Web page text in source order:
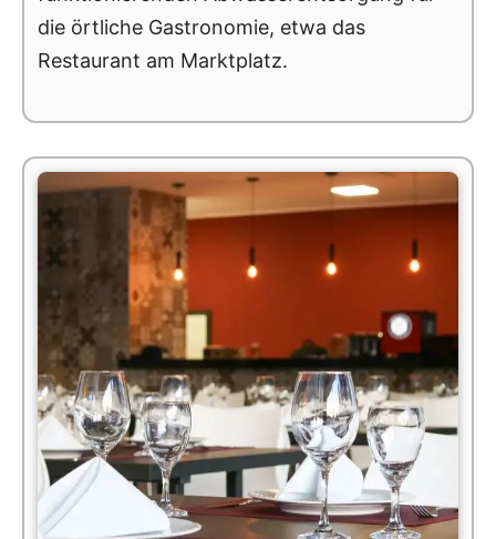
die örtliche Gastronomie, etwa das
Restaurant am Marktplatz.